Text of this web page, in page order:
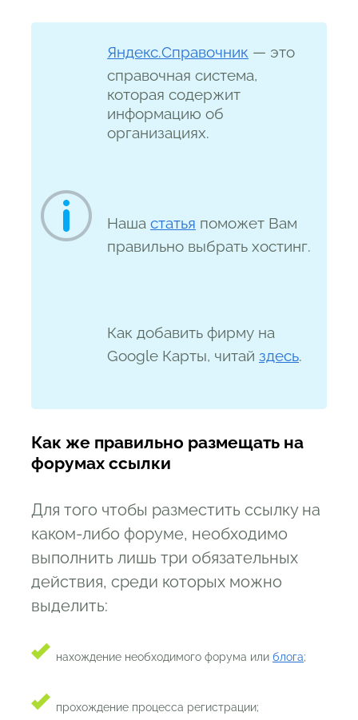
Яндекс.Справочник — это
справочная система,
которая содержит
информацию об
организациях.
Наша статья поможет Вам
правильно выбрать хостинг.
Как добавить фирму на
Google Карты, читай здесь.
Как же правильно размещать на
форумах ссылки
Для того чтобы разместить ссылку на
каком-либо форуме, необходимо
выполнить лишь три обязательных
действия, среди которых можно
выделить:
нахождение необходимого форума или блога;
прохождение процесса регистрации;